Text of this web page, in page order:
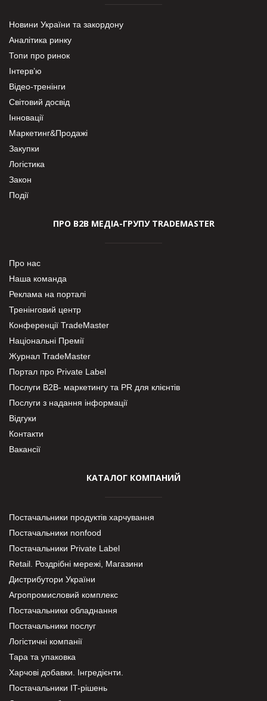
Новини України та закордону
Аналітика ринку
Топи про ринок
Інтерв’ю
Відео-тренінги
Світовий досвід
Інновації
Маркетинг&Продажі
Закупки
Логістика
Закон
Події
ПРО В2В МЕДІА-ГРУПУ TRADEMASTER
Про нас
Наша команда
Реклама на порталі
Тренінговий центр
Конференції TradeMaster
Національні Премії
Журнал TradeMaster
Портал про Private Label
Послуги В2В- маркетингу та PR для клієнтів
Послуги з надання інформації
Відгуки
Контакти
Вакансії
КАТАЛОГ КОМПАНИЙ
Постачальники продуктів харчування
Постачальники nonfood
Постачальники Private Label
Retail. Роздрібні мережі, Магазини
Дистрибутори України
Агропромисловий комплекс
Постачальники обладнання
Постачальники послуг
Логістичні компанії
Тара та упаковка
Харчові добавки. Інгредієнти.
Постачальники IT-рішень